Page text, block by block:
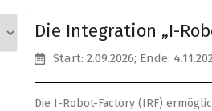
Die Integration „I-
Start: 2.09.2026; Ende:
Die I-Robot-Factory (IRF)